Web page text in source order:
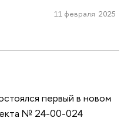
11 февраля 2025
первый в новом
№ 24-00-024